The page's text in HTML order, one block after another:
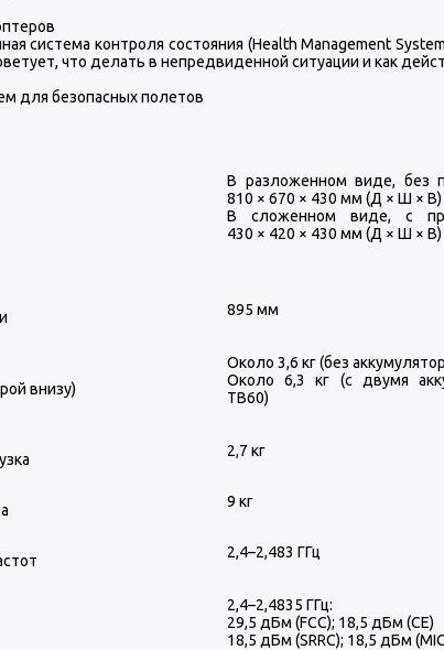
система контроля состояния (Health Management
что делать в непредвиденной ситуации и как
для безопасных полетов
В разложенном виде, без
810 × 670 × 430 мм (Д × Ш × В)
В сложенном виде, с
430 × 420 × 430 мм (Д × Ш × В)
895 мм
внизу)
Около 3,6 кг (без
Около 6,3 кг (с двумя
TB60)
2,7 кг
9 кг
2,4–2,483 ГГц
2,4–2,4835 ГГц:
29,5 дБм (FCC); 18,5 дБм (CE)
18,5 дБм (SRRC); 18,5 дБм